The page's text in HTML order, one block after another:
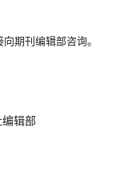
期刊编辑部咨询。
辑部